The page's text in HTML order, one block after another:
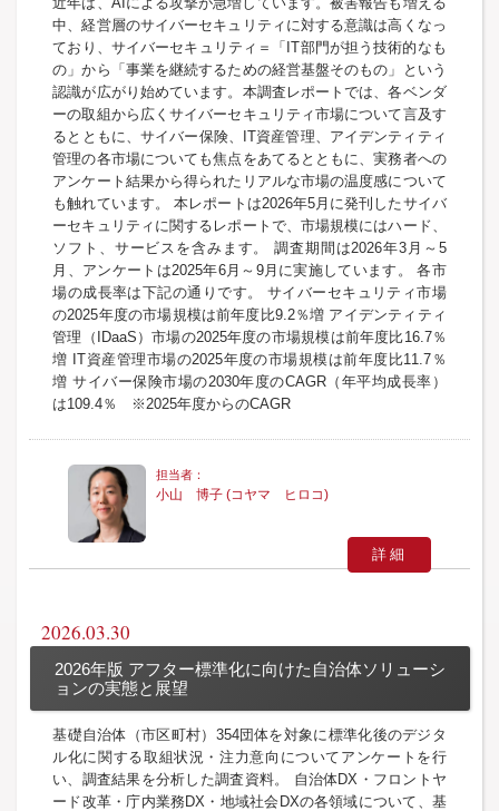
中、経営層のサイバーセキュリティに対する意識は高くなっ
ており、サイバーセキュリティ＝「IT部門が担う技術的なも
の」から「事業を継続するための経営基盤そのもの」という
認識が広がり始めています。本調査レポートでは、各ベンダ
ーの取組から広くサイバーセキュリティ市場について言及す
るとともに、サイバー保険、IT資産管理、アイデンティティ
管理の各市場についても焦点をあてるとともに、実務者への
アンケート結果から得られたリアルな市場の温度感について
も触れています。 本レポートは2026年5月に発刊したサイバ
ーセキュリティに関するレポートで、市場規模にはハード、
ソフト、サービスを含みます。 調査期間は2026年3月～5
月、アンケートは2025年6月～9月に実施しています。 各市
場の成長率は下記の通りです。 サイバーセキュリティ市場
の2025年度の市場規模は前年度比9.2％増 アイデンティティ
管理（IDaaS）市場の2025年度の市場規模は前年度比16.7％
増 IT資産管理市場の2025年度の市場規模は前年度比11.7％
増 サイバー保険市場の2030年度のCAGR（年平均成長率）
は109.4％ ※2025年度からのCAGR
小山 博子 (コヤマ ヒロコ)
詳細
2026.03.30
2026年版 アフター標準化に向けた自治体ソリューシ
ョンの実態と展望
基礎自治体（市区町村）354団体を対象に標準化後のデジタ
ル化に関する取組状況・注力意向についてアンケートを行
い、調査結果を分析した調査資料。 自治体DX・フロントヤ
ード改革・庁内業務DX・地域社会DXの各領域について、基